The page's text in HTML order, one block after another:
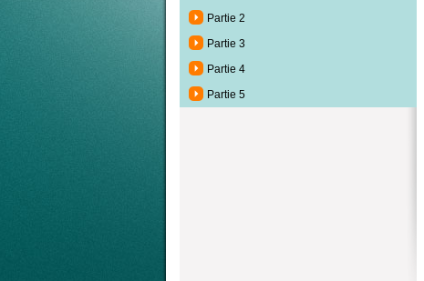
Partie 2
Partie 3
Partie 4
Partie 5